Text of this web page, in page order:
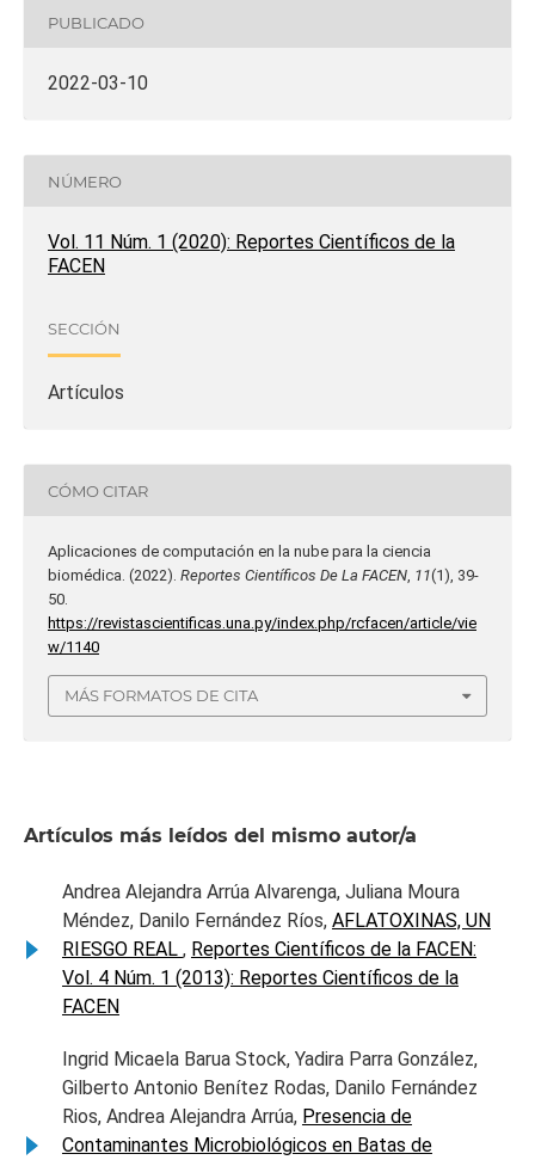
PUBLICADO
2022-03-10
NÚMERO
Vol. 11 Núm. 1 (2020): Reportes Científicos de la
FACEN
SECCIÓN
Artículos
CÓMO CITAR
Aplicaciones de computación en la nube para la ciencia
biomédica. (2022). Reportes Científicos De La FACEN, 11(1), 39-
50.
https://revistascientificas.una.py/index.php/rcfacen/article/vie
w/1140
MÁS FORMATOS DE CITA
Artículos más leídos del mismo autor/a
Andrea Alejandra Arrúa Alvarenga, Juliana Moura
Méndez, Danilo Fernández Ríos, AFLATOXINAS, UN
RIESGO REAL , Reportes Científicos de la FACEN:
Vol. 4 Núm. 1 (2013): Reportes Científicos de la
FACEN
Ingrid Micaela Barua Stock, Yadira Parra González,
Gilberto Antonio Benítez Rodas, Danilo Fernández
Rios, Andrea Alejandra Arrúa, Presencia de
Contaminantes Microbiológicos en Batas de